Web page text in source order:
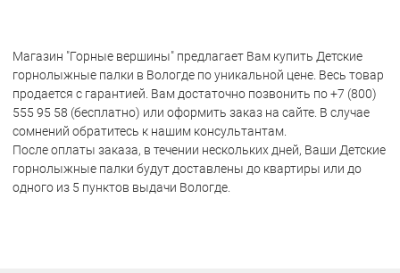
Магазин "Горные вершины" предлагает Вам купить Детские
горнолыжные палки в Вологде по уникальной цене. Весь товар
продается с гарантией. Вам достаточно позвонить по +7 (800)
555 95 58 (бесплатно) или оформить заказ на сайте. В случае
сомнений обратитесь к нашим консультантам.
После оплаты заказа, в течении нескольких дней, Ваши Детские
горнолыжные палки будут доставлены до квартиры или до
одного из 5 пунктов выдачи Вологде.